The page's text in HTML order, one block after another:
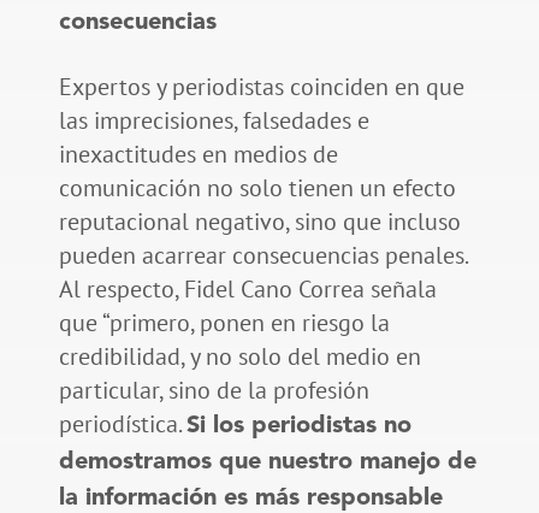
consecuencias
Expertos y periodistas coinciden en que
las imprecisiones, falsedades e
inexactitudes en medios de
comunicación no solo tienen un efecto
reputacional negativo, sino que incluso
pueden acarrear consecuencias penales.
Al respecto, Fidel Cano Correa señala
que “primero, ponen en riesgo la
credibilidad, y no solo del medio en
particular, sino de la profesión
periodística. Si los periodistas no
demostramos que nuestro manejo de
la información es más responsable